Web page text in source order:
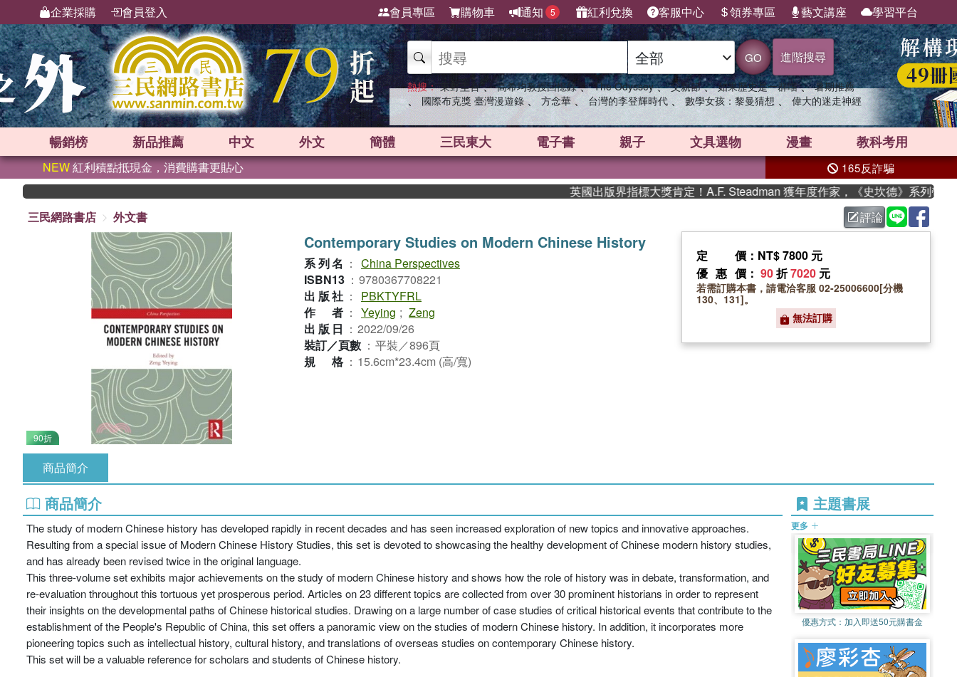
企業採購 會員登入 會員專區 購物車 通知 5 紅利兌換 客服中心 領券專區 藝文講座 學習平台
GO 進階搜尋
熱搜： 東野圭吾 、 高希均教授回憶錄 、 The Odyssey 、 父親節 、 如果歷史是一群喵 、 暑期推薦
、 國際布克獎 臺灣漫遊錄 、 方念華 、 台灣的李登輝時代 、 數學女孩：黎曼猜想 、 偉大的迷走神經
暢銷榜 新品推薦 中文 外文 簡體 三民東大 電子書 親子 文具選物 漫畫 教科考用
NEW紅利積點抵現金，消費購書更貼心 165反詐騙
英國出版界指標大獎肯定！A.F. Steadman 獲年度作家，《史坎德》系列帶你踏
三民網路書店
外文書 評論
90折
Contemporary Studies on Modern Chinese History
系列名 ： China Perspectives
ISBN13 ： 9780367708221
出版社 ：
PBKTYFRL
作者 ： Yeying ; Zeng
出版日 ： 2022/09/26
裝訂／頁數 ： 平裝／896頁
規格 ： 15.6cm*23.4cm (高/寬)
定價 ：NT$ 7800 元
優惠價 ： 90折7020 元
若需訂購本書，請電洽客服 02-25006600[分機
130、131]。
無法訂購
商品簡介
商品簡介
The study of modern Chinese history has developed rapidly in recent decades and has seen increased exploration of new topics and innovative approaches.
Resulting from a special issue of Modern Chinese History Studies, this set is devoted to showcasing the healthy development of Chinese modern history studies,
and has already been revised twice in the original language.
This three-volume set exhibits major achievements on the study of modern Chinese history and shows how the role of history was in debate, transformation, and
re-evaluation throughout this tortuous yet prosperous period. Articles on 23 different topics are collected from over 30 prominent historians in order to represent
their insights on the developmental paths of Chinese historical studies. Drawing on a large number of case studies of critical historical events that contribute to the
establishment of the People's Republic of China, this set offers a panoramic view on the studies of modern Chinese history. In addition, it incorporates more
pioneering topics such as intellectual history, cultural history, and translations of overseas studies on contemporary Chinese history.
This set will be a valuable reference for scholars and students of Chinese history.
主題書展
更多
優惠方式： 加入即送50元購書金